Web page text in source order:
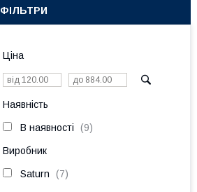
ФІЛЬТРИ
Ціна
Наявність
В наявності 9
Виробник
Saturn 7